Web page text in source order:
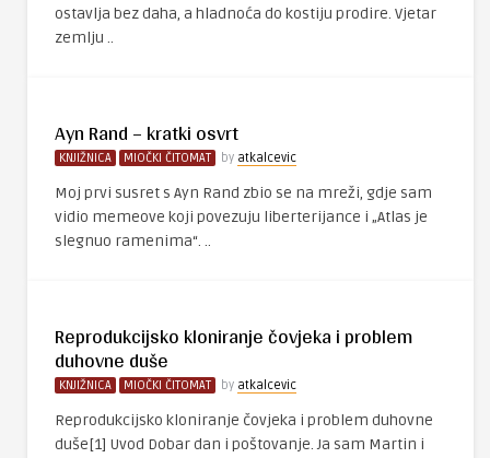
ostavlja bez daha, a hladnoća do kostiju prodire. Vjetar
zemlju ..
Ayn Rand – kratki osvrt
KNJIŽNICA MIOČKI ČITOMAT by atkalcevic
Moj prvi susret s Ayn Rand zbio se na mreži, gdje sam
vidio memeove koji povezuju liberterijance i „Atlas je
slegnuo ramenima“. ..
Reprodukcijsko kloniranje čovjeka i problem
duhovne duše
KNJIŽNICA MIOČKI ČITOMAT by atkalcevic
Reprodukcijsko kloniranje čovjeka i problem duhovne
duše[1] Uvod Dobar dan i poštovanje. Ja sam Martin i